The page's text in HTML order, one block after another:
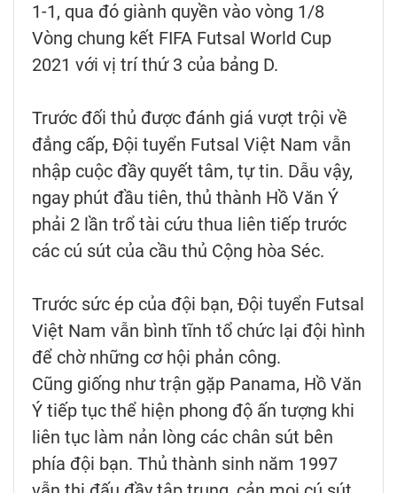
1-1, qua đó giành quyền vào vòng 1/8
Vòng chung kết FIFA Futsal World Cup
2021 với vị trí thứ 3 của bảng D.
Trước đối thủ được đánh giá vượt trội về
đẳng cấp, Đội tuyển Futsal Việt Nam vẫn
nhập cuộc đầy quyết tâm, tự tin. Dẫu vậy,
ngay phút đầu tiên, thủ thành Hồ Văn Ý
phải 2 lần trổ tài cứu thua liên tiếp trước
các cú sút của cầu thủ Cộng hòa Séc.
Trước sức ép của đội bạn, Đội tuyển Futsal
Việt Nam vẫn bình tĩnh tổ chức lại đội hình
để chờ những cơ hội phản công.
Cũng giống như trận gặp Panama, Hồ Văn
Ý tiếp tục thể hiện phong độ ấn tượng khi
liên tục làm nản lòng các chân sút bên
phía đội bạn. Thủ thành sinh năm 1997